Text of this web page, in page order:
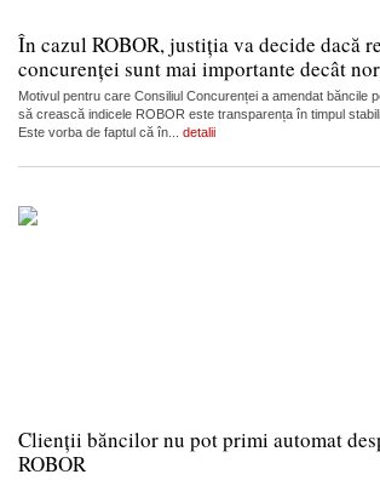
În cazul ROBOR, justiția va decide dacă
concurenței sunt mai importante decât
Motivul pentru care Consiliul Concurenței a amendat băncile
să crească indicele ROBOR este transparența în timpul
Este vorba de faptul că în... detalii
Clienții băncilor nu pot primi automat
ROBOR